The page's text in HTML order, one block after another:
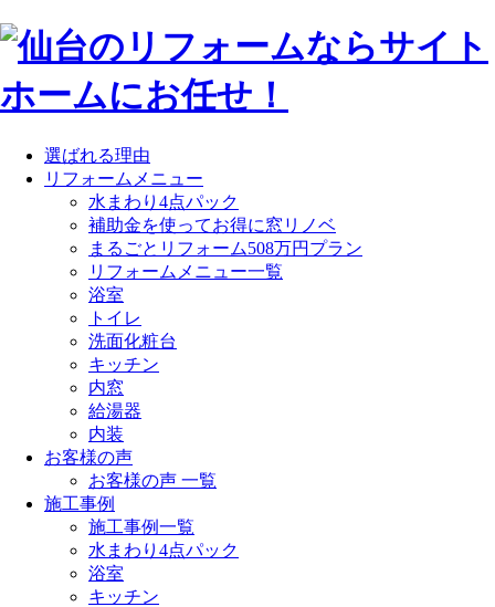
選ばれる理由
リフォームメニュー
水まわり4点パック
補助金を使ってお得に窓リノベ
まるごとリフォーム508万円プラン
リフォームメニュー一覧
浴室
トイレ
洗面化粧台
キッチン
内窓
給湯器
内装
お客様の声
お客様の声 一覧
施工事例
施工事例一覧
水まわり4点パック
浴室
キッチン